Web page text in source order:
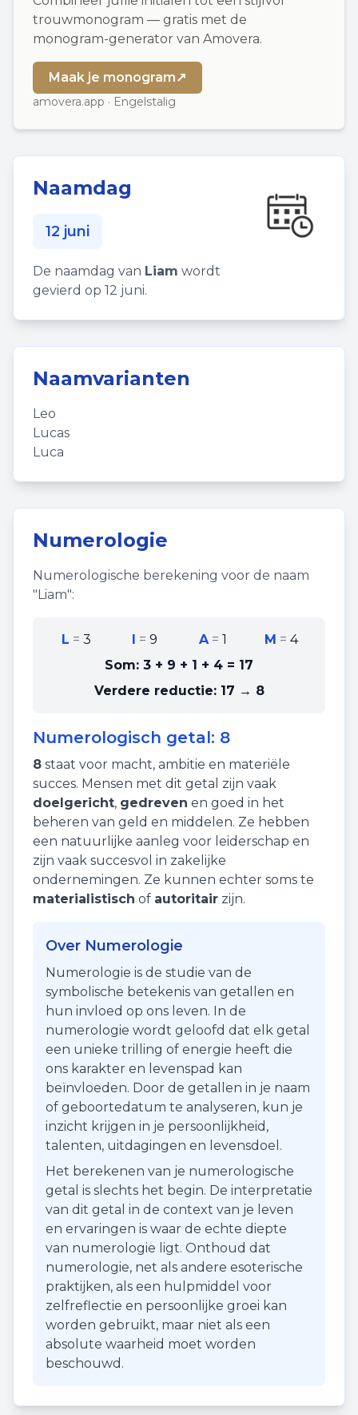
trouwmonogram — gratis met de
monogram-generator van Amovera.
Maak je monogram↗
amovera.app · Engelstalig
Naamdag
12 juni
De naamdag van Liam wordt
gevierd op 12 juni.
Naamvarianten
Leo
Lucas
Luca
Numerologie
Numerologische berekening voor de naam
"Liam":
L =3 I =9 A=1 M =4
Som: 3 + 9 + 1 + 4 = 17
Verdere reductie: 17 → 8
Numerologisch getal: 8
8 staat voor macht, ambitie en materiële
succes. Mensen met dit getal zijn vaak
doelgericht, gedreven en goed in het
beheren van geld en middelen. Ze hebben
een natuurlijke aanleg voor leiderschap en
zijn vaak succesvol in zakelijke
ondernemingen. Ze kunnen echter soms te
materialistisch of autoritair zijn.
Over Numerologie
Numerologie is de studie van de
symbolische betekenis van getallen en
hun invloed op ons leven. In de
numerologie wordt geloofd dat elk getal
een unieke trilling of energie heeft die
ons karakter en levenspad kan
beïnvloeden. Door de getallen in je naam
of geboortedatum te analyseren, kun je
inzicht krijgen in je persoonlijkheid,
talenten, uitdagingen en levensdoel.
Het berekenen van je numerologische
getal is slechts het begin. De interpretatie
van dit getal in de context van je leven
en ervaringen is waar de echte diepte
van numerologie ligt. Onthoud dat
numerologie, net als andere esoterische
praktijken, als een hulpmiddel voor
zelfreflectie en persoonlijke groei kan
worden gebruikt, maar niet als een
absolute waarheid moet worden
beschouwd.